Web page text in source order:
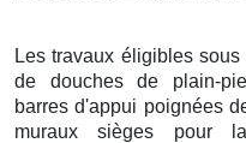
Les travaux éligibles
de douches de plain-
barres d'appui poignées
muraux sièges pour